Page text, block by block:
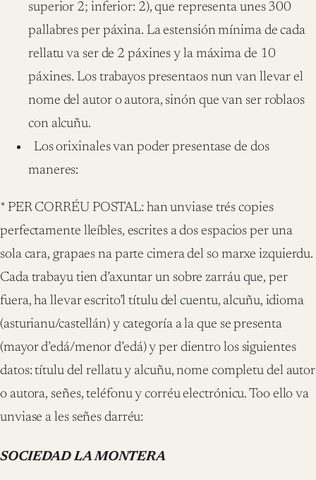
superior 2; inferior: 2), que representa unes 300
pallabres per páxina. La estensión mínima de cada
rellatu va ser de 2 páxines y la máxima de 10
páxines. Los trabayos presentaos nun van llevar el
nome del autor o autora, sinón que van ser roblaos
con alcuñu.
Los orixinales van poder presentase de dos
maneres:
* PER CORRÉU POSTAL: han unviase trés copies
perfectamente lleíbles, escrites a dos espacios per una
sola cara, grapaes na parte cimera del so marxe izquierdu.
Cada trabayu tien d’axuntar un sobre zarráu que, per
fuera, ha llevar escrito’l títulu del cuentu, alcuñu, idioma
(asturianu/castellán) y categoría a la que se presenta
(mayor d’edá/menor d’edá) y per dientro los siguientes
datos: títulu del rellatu y alcuñu, nome completu del autor
o autora, señes, teléfonu y corréu electrónicu. Too ello va
unviase a les señes darréu:
SOCIEDAD LA MONTERA